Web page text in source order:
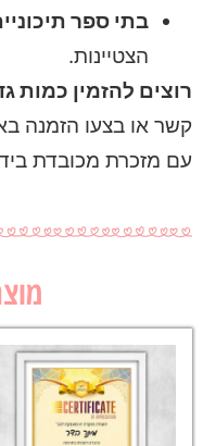
בתי ספר
הצטיינות.
רוצים להזמין כמות
קשר או בצעו הזמנה
עם מזכרת מכובדת